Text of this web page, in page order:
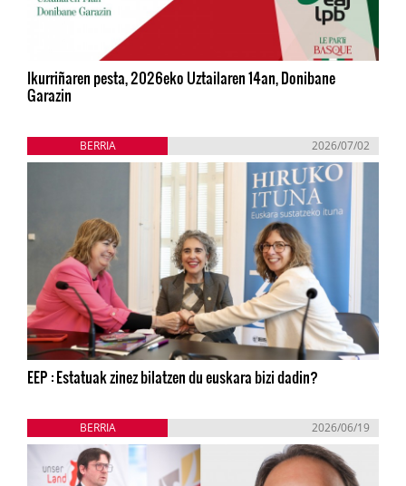
Ikurriñaren pesta, 2026eko Uztailaren 14an, Donibane
Garazin
BERRIA 2026/07/02
EEP : Estatuak zinez bilatzen du euskara bizi dadin?
BERRIA 2026/06/19